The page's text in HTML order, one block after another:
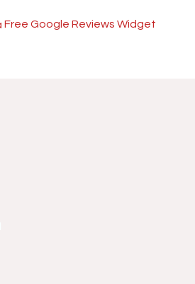
Free Google Reviews Widget